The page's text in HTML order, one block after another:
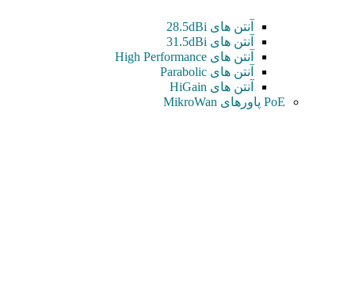
آنتن های 28.5dBi
آنتن های 31.5dBi
آنتن های High Performance
آنتن های Parabolic
آنتن های HiGain
PoE پاورهای MikroWan